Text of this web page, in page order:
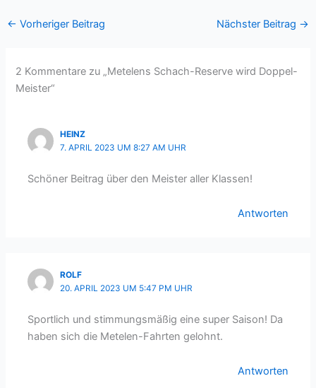
← Vorheriger Beitrag Nächster Beitrag →
2 Kommentare zu „Metelens Schach-Reserve wird Doppel-
Meister“
HEINZ
7. APRIL 2023 UM 8:27 AM UHR
Schöner Beitrag über den Meister aller Klassen!
Antworten
ROLF
20. APRIL 2023 UM 5:47 PM UHR
Sportlich und stimmungsmäßig eine super Saison! Da
haben sich die Metelen-Fahrten gelohnt.
Antworten